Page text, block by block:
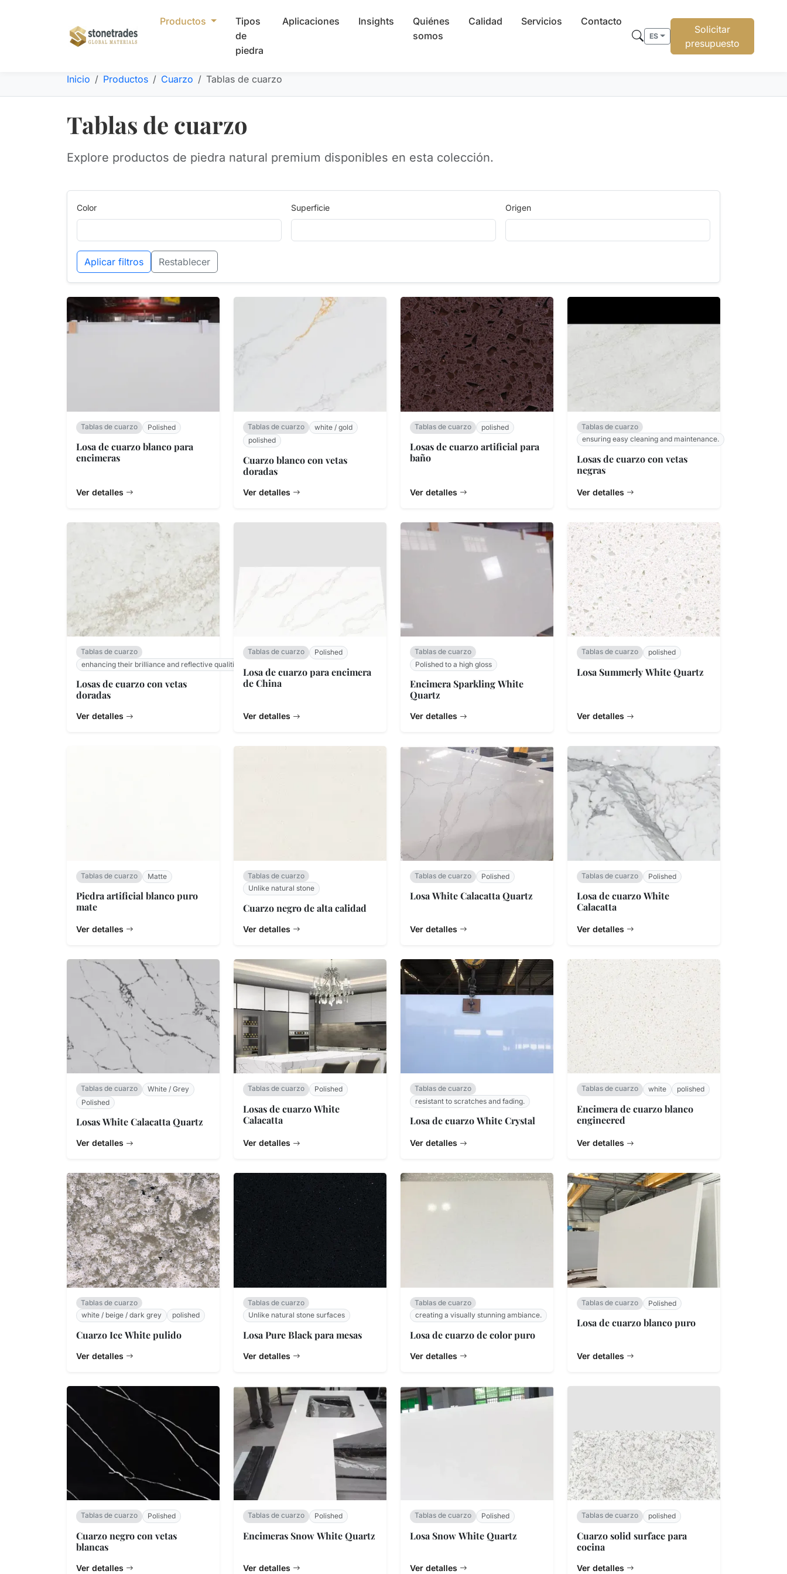
Productos
Tipos
de
piedra
Aplicaciones Insights
Quiénes
somos
Calidad Servicios Contacto
ES
Solicitar
presupuesto
Inicio Productos Cuarzo Tablas de cuarzo
Tablas de cuarzo
Explore productos de piedra natural premium disponibles en esta colección.
Color Superficie Origen
Aplicar filtros Restablecer
Tablas de cuarzo Polished
Losa de cuarzo blanco para
encimeras
Ver detalles
Tablas de cuarzo
white / gold
polished
Cuarzo blanco con vetas
doradas
Ver detalles
Tablas de cuarzo polished
Losas de cuarzo artificial para
baño
Ver detalles
Tablas de cuarzo
ensuring easy cleaning and maintenance.
Losas de cuarzo con vetas
negras
Ver detalles
Tablas de cuarzo
enhancing their brilliance and reflective qualities.
Losas de cuarzo con vetas
doradas
Ver detalles
Tablas de cuarzo Polished
Losa de cuarzo para encimera
de China
Ver detalles
Tablas de cuarzo
Polished to a high gloss
Encimera Sparkling White
Quartz
Ver detalles
Tablas de cuarzo polished
Losa Summerly White Quartz
Ver detalles
Tablas de cuarzo Matte
Piedra artificial blanco puro
mate
Ver detalles
Tablas de cuarzo
Unlike natural stone
Cuarzo negro de alta calidad
Ver detalles
Tablas de cuarzo Polished
Losa White Calacatta Quartz
Ver detalles
Tablas de cuarzo Polished
Losa de cuarzo White
Calacatta
Ver detalles
Tablas de cuarzo
White / Grey
Polished
Losas White Calacatta Quartz
Ver detalles
Tablas de cuarzo Polished
Losas de cuarzo White
Calacatta
Ver detalles
Tablas de cuarzo
resistant to scratches and fading.
Losa de cuarzo White Crystal
Ver detalles
Tablas de cuarzo white polished
Encimera de cuarzo blanco
engineered
Ver detalles
Tablas de cuarzo
white / beige / dark grey
polished
Cuarzo Ice White pulido
Ver detalles
Tablas de cuarzo
Unlike natural stone surfaces
Losa Pure Black para mesas
Ver detalles
Tablas de cuarzo
creating a visually stunning ambiance.
Losa de cuarzo de color puro
Ver detalles
Tablas de cuarzo Polished
Losa de cuarzo blanco puro
Ver detalles
Tablas de cuarzo Polished
Cuarzo negro con vetas
blancas
Ver detalles
Tablas de cuarzo Polished
Encimeras Snow White Quartz
Ver detalles
Tablas de cuarzo Polished
Losa Snow White Quartz
Ver detalles
Tablas de cuarzo polished
Cuarzo solid surface para
cocina
Ver detalles